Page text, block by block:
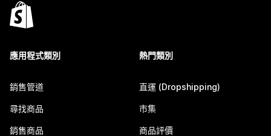
應用程式類別
銷售管道
尋找商品
銷售商品
熱門類別
直運 (Dropshipping)
市集
商品評價